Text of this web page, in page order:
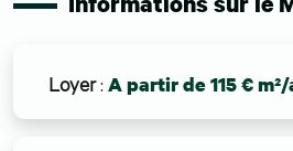
Loyer: A partir de 115 €